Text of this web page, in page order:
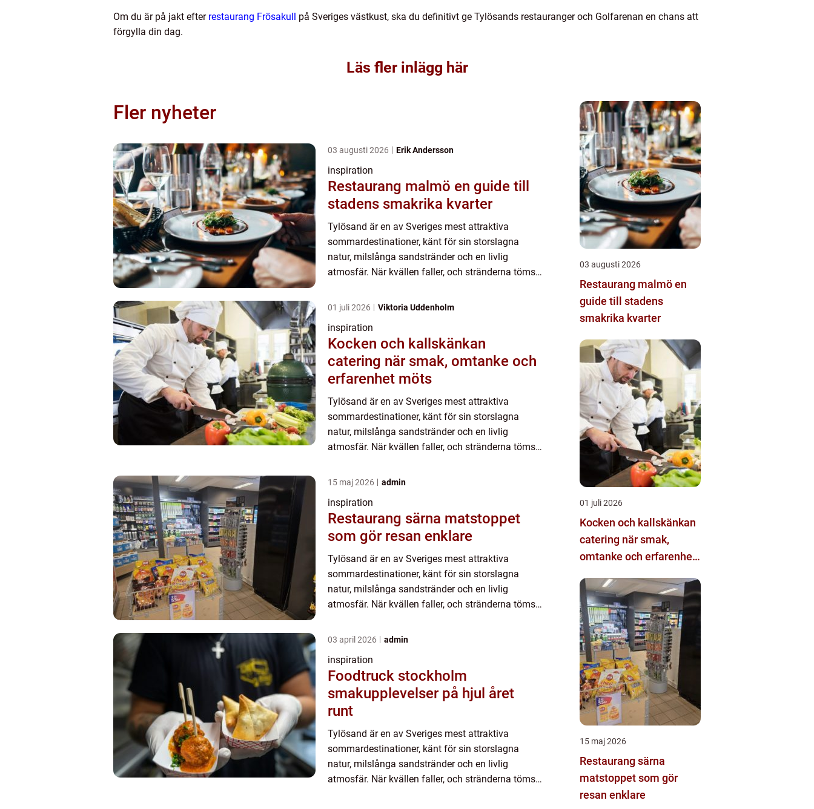
Om du är på jakt efter restaurang Frösakull på Sveriges västkust, ska du definitivt ge Tylösands restauranger och Golfarenan en chans att
förgylla din dag.
Läs fler inlägg här
Fler nyheter
03 augusti 2026 Erik Andersson
inspiration
Restaurang malmö en guide till
stadens smakrika kvarter
Tylösand är en av Sveriges mest attraktiva
sommardestinationer, känt för sin storslagna
natur, milslånga sandstränder och en livlig
atmosfär. När kvällen faller, och stränderna töms,
01 juli 2026 Viktoria Uddenholm
inspiration
Kocken och kallskänkan
catering när smak, omtanke och
erfarenhet möts
Tylösand är en av Sveriges mest attraktiva
sommardestinationer, känt för sin storslagna
natur, milslånga sandstränder och en livlig
atmosfär. När kvällen faller, och stränderna töms,
15 maj 2026 admin
inspiration
Restaurang särna matstoppet
som gör resan enklare
Tylösand är en av Sveriges mest attraktiva
sommardestinationer, känt för sin storslagna
natur, milslånga sandstränder och en livlig
atmosfär. När kvällen faller, och stränderna töms,
03 april 2026 admin
inspiration
Foodtruck stockholm
smakupplevelser på hjul året
runt
Tylösand är en av Sveriges mest attraktiva
sommardestinationer, känt för sin storslagna
natur, milslånga sandstränder och en livlig
atmosfär. När kvällen faller, och stränderna töms,
03 augusti 2026
Restaurang malmö en
guide till stadens
smakrika kvarter
01 juli 2026
Kocken och kallskänkan
catering när smak,
omtanke och erfarenhet
15 maj 2026
Restaurang särna
matstoppet som gör
resan enklare